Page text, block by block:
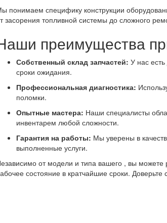
понимаем специфику конструкции
засорения топливной системы до сложного
преимущества
Собственный склад запчастей: У нас
сроки ожидания.
Профессиональная диагностика:
поломки.
Опытные мастера: Наши специалисты
инвентарем любой сложности.
Гарантия на работы: Мы уверены в
выполненные услуги.
от модели и типа вашего , вы можете
состояние в кратчайшие сроки.